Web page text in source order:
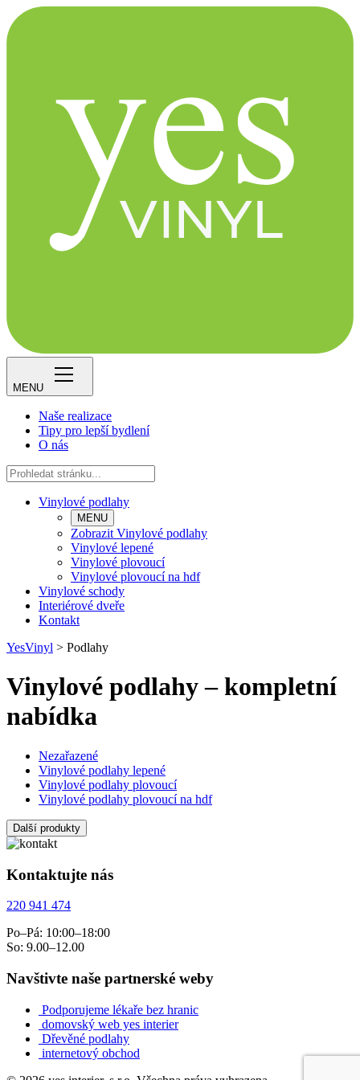
MENU
Naše realizace
Tipy pro lepší bydlení
O nás
Vinylové podlahy
MENU
Zobrazit Vinylové podlahy
Vinylové lepené
Vinylové plovoucí
Vinylové plovoucí na hdf
Vinylové schody
Interiérové dveře
Kontakt
YesVinyl > Podlahy
Vinylové podlahy – kompletní
nabídka
Nezařazené
Vinylové podlahy lepené
Vinylové podlahy plovoucí
Vinylové podlahy plovoucí na hdf
Další produkty
Kontaktujte nás
220 941 474
Po–Pá: 10:00–18:00
So: 9.00–12.00
Navštivte naše partnerské weby
Podporujeme lékaře bez hranic
domovský web yes interier
Dřevěné podlahy
internetový obchod